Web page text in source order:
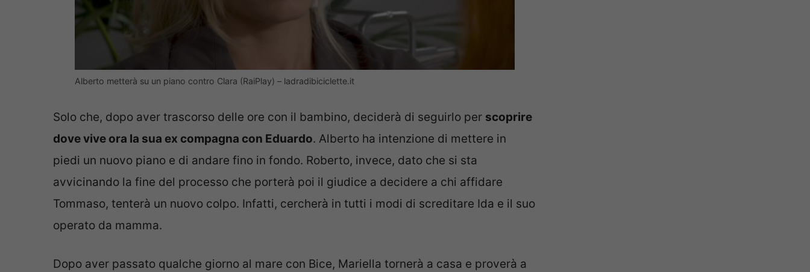
Alberto metterà su un piano contro Clara (RaiPlay) – ladradibiciclette.it
Solo che, dopo aver trascorso delle ore con il bambino, deciderà di seguirlo per scoprire
dove vive ora la sua ex compagna con Eduardo. Alberto ha intenzione di mettere in
piedi un nuovo piano e di andare fino in fondo. Roberto, invece, dato che si sta
avvicinando la fine del processo che porterà poi il giudice a decidere a chi affidare
Tommaso, tenterà un nuovo colpo. Infatti, cercherà in tutti i modi di screditare Ida e il suo
operato da mamma.
Dopo aver passato qualche giorno al mare con Bice, Mariella tornerà a casa e proverà a